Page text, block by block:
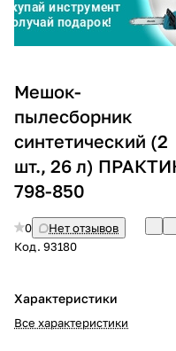
Мешок-
пылесборник
синтетический (2
шт., 26 л)
798-850
0
Нет отзывов
Код. 93180
Характеристики
Все характеристики
без
График платежей
Сегодня
%
Добавляйте
Оплачивайте
% картой